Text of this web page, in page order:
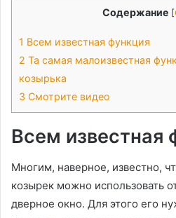
Содержание [
1 Всем известная функция
2 Та самая малоизвестная
козырька
3 Смотрите видео
Всем известная
Многим, наверное, известно,
козырек можно использовать
дверное окно. Для этого его